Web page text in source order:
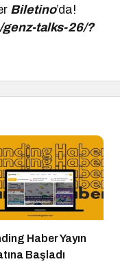
Biletino’da!
talks-26/?
Haber Yayın
Başladı